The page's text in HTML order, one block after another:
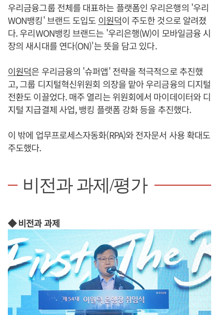
우리금융그룹 전체를 대표하는 플랫폼인 우리은행의 '우리
WON뱅킹' 브랜드 도입도 이원덕이 주도한 것으로 알려졌
다. 우리WON뱅킹 브랜드는 '우리은행(W)이 모바일금융 시
장의 새시대를 연다(ON)'는 뜻을 담고 있다.
이원덕은 우리금융의 '슈퍼앱' 전략을 적극적으로 추진했
고, 그룹 디지털혁신위원회 의장을 맡아 우리금융의 디지털
전환도 이끌었다. 매주 열리는 위원회에서 마이데이터와 디
지털 지급결제 사업, 뱅킹 플랫폼 강화 등을 추진했다.
이 밖에 업무프로세스자동화(RPA)와 전자문서 사용 확대도
주도했다.
비전과 과제/평가
◆ 비전과 과제